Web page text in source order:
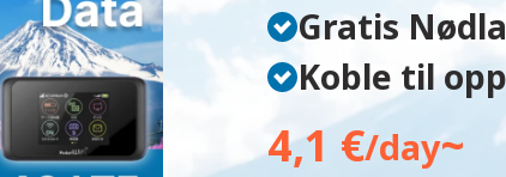
Gratis
Koble til
4,1 €/day~